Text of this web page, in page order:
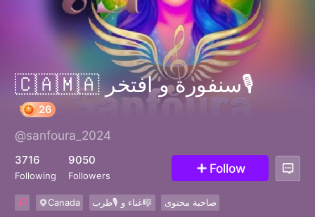
🇨🇦🇲🇦 سنفورة و افتخر🎙️
@sanfoura_2024
3716
Following
9050
Followers Follow
Canada غناء و 🎙طرب🎼 صاحبة محتوى